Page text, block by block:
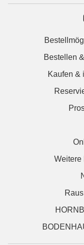
Bestellen
Kaufen &
Weitere